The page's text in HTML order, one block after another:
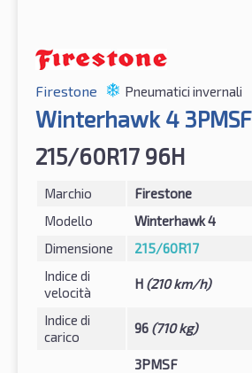
Firestone Pneumatici invernali
Winterhawk 4 3PMSF
215/60R17 96H
Marchio
Firestone
Modello
Winterhawk 4
Dimensione
215/60R17
Indice di
velocità
H (210 km/h)
Indice di
carico
96 (710 kg)
3PMSF